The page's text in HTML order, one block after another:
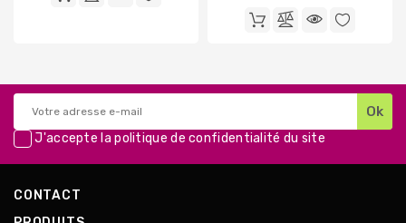
base
J'accepte lapolitique de confidentialité du site
CONTACT